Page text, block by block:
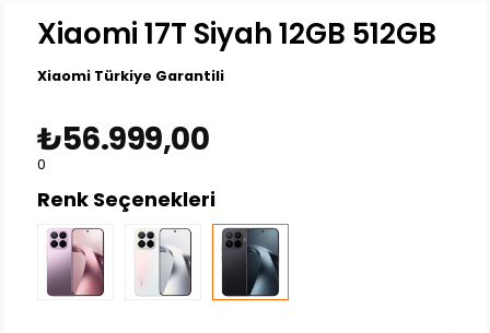
Xiaomi 17T Siyah 12GB 512GB
Xiaomi Türkiye Garantili
₺56.999,00
0
Renk Seçenekleri